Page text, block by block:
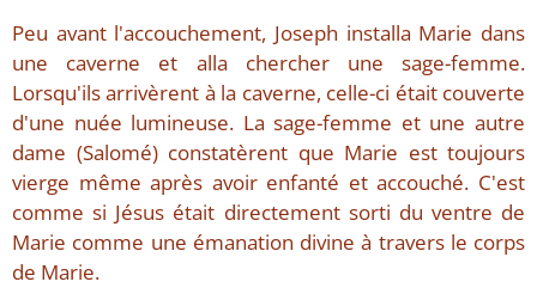
Peu avant l'accouchement, Joseph installa Marie dans
une caverne et alla chercher une sage-femme.
Lorsqu'ils arrivèrent à la caverne, celle-ci était couverte
d'une nuée lumineuse. La sage-femme et une autre
dame (Salomé) constatèrent que Marie est toujours
vierge même après avoir enfanté et accouché. C'est
comme si Jésus était directement sorti du ventre de
Marie comme une émanation divine à travers le corps
de Marie.